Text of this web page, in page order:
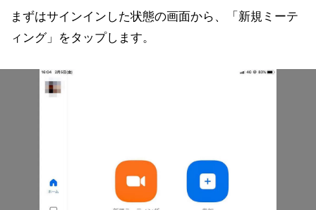
まずはサインインした状態の画面から、「新規ミーテ
ィング」をタップします。